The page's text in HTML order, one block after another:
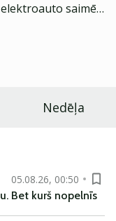
saimē
Nedēļa
05.08.26, 00:50
Bet kurš nopelnīs